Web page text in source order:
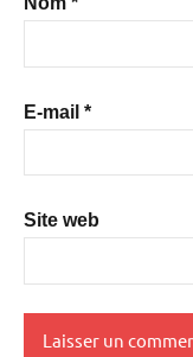
E-mail *
Site web